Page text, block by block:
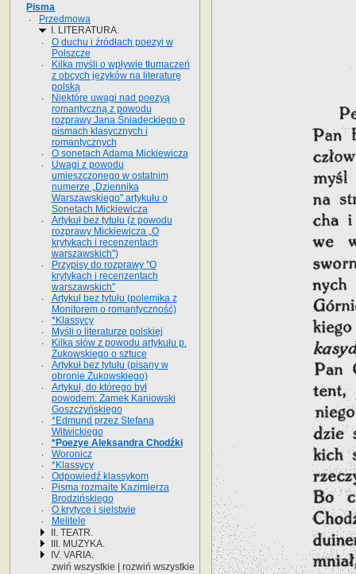
Pisma
Przedmowa
I. LITERATURA.
O duchu i źródłach poezyi w
Polszcze
Kilka myśli o wpływie tłumaczeń
z obcych języków na literaturę
polską
Niektóre uwagi nad poezyą
romantyczną z powodu
rozprawy Jana Śniadeckiego o
pismach klasycznych i
romantycznych
O sonetach Adama Mickiewicza
Uwagi z powodu
umieszczonego w ostatnim
numerze „Dziennika
Warszawskiego" artykułu o
Sonetach Mickiewicza
Artykuł bez tytułu (z powodu
rozprawy Mickiewicza „O
krytykach i recenzentach
warszawskich")
Przypisy do rozprawy "O
krytykach i recenzentach
warszawskich"
Artykuł bez tytułu (polemika z
Monitorem o romantyczność)
*Klassycy
Myśli o literaturze polskiej
Kilka słów z powodu artykułu p.
Żukowskiego o sztuce
Artykuł bez tytułu (pisany w
obronie Żukowskiego)
Artykuł, do którego był
powodem: Zamek Kaniowski
Goszczyńskiego
*Edmund przez Stefana
Witwickiego
*Poezye Aleksandra Chodźki
Woronicz
*Klassycy
Odpowiedź klassykom
Pisma rozmaite Kazimierza
Brodzińskiego
O krytyce i sielstwie
Melitele
II. TEATR.
III. MUZYKA.
IV. VARIA.
zwiń wszystkie
rozwiń wszystkie